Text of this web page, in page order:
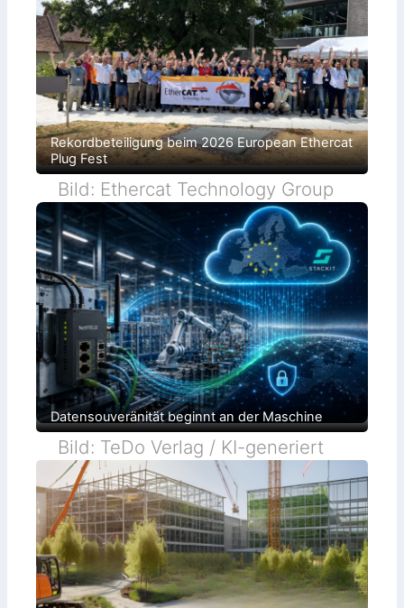
n
Rekordbeteiligung beim 2026 European Ethercat
Plug Fest
Bild: Ethercat Technology Group
Datensouveränität beginnt an der Maschine
Bild: TeDo Verlag / KI-generiert